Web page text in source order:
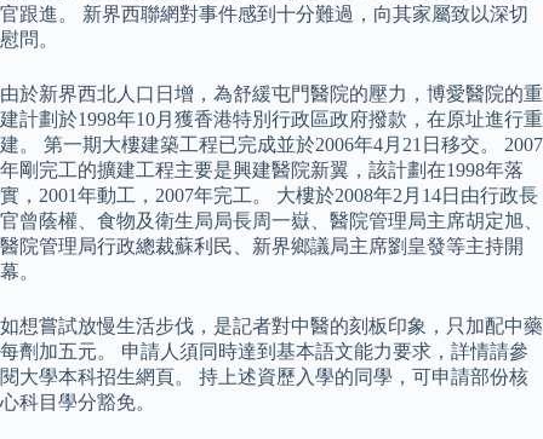
官跟進。 新界西聯網對事件感到十分難過，向其家屬致以深切
慰問。
由於新界西北人口日增，為舒緩屯門醫院的壓力，博愛醫院的重
建計劃於1998年10月獲香港特別行政區政府撥款，在原址進行重
建。 第一期大樓建築工程已完成並於2006年4月21日移交。 2007
年剛完工的擴建工程主要是興建醫院新翼，該計劃在1998年落
實，2001年動工，2007年完工。 大樓於2008年2月14日由行政長
官曾蔭權、食物及衛生局局長周一嶽、醫院管理局主席胡定旭、
醫院管理局行政總裁蘇利民、新界鄉議局主席劉皇發等主持開
幕。
如想嘗試放慢生活步伐，是記者對中醫的刻板印象，只加配中藥
每劑加五元。 申請人須同時達到基本語文能力要求，詳情請參
閱大學本科招生網頁。 持上述資歷入學的同學，可申請部份核
心科目學分豁免。